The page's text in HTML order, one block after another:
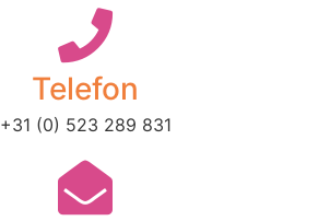
Telefon
+31 (0) 523 289 831